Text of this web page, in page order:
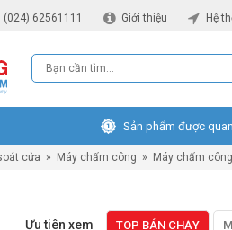
(024) 62561111 Giới thiệu Hệ
Sản phẩm được
cửa » Máy chấm công » Máy chấm
Ưu tiên xem TOP BÁN CHẠY